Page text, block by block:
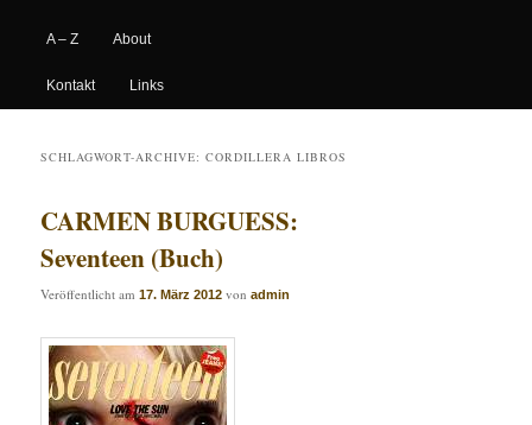
A – Z About
Kontakt Links
SCHLAGWORT-ARCHIVE:CORDILLERA LIBROS
CARMEN BURGUESS:
Seventeen (Buch)
Veröffentlicht am17. März 2012 vonadmin